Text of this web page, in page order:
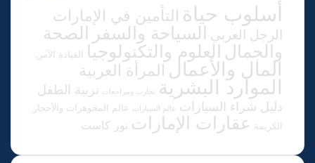
أسلوب حياة التأمين في الإمارات
الرجل العربي السياحة والسفر الصحة
والجمال العلوم والتكنولوجيا القيادة الآمن
المال والأعمال المرأة العربية
الموارد البشرية تجارب ومراجعات تربية الطفل
دليل شراء السيارات عالم السيارات عالم المجوهرات والأحجار
الكريمة عقارات الإمارات نور كاست